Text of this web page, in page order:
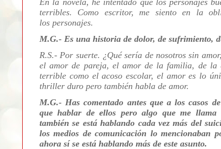
terribles. Como escritor, me siento en la
los personajes.
M.G.- Es una historia de dolor, de sufrimiento,
R.S.- Por suerte. ¿Qué sería de nosotros sin
el amor de pareja, el amor de la familia, de la
terrible como el acoso escolar, el amor es lo
thriller duro pero también habla de amor.
M.G.- Has comentado antes que a los casos
que hablar de ellos pero algo que me llama
también se está hablando cada vez más del
los medios de comunicación lo mencionaban
ahora sí se está hablando más de este asunto.